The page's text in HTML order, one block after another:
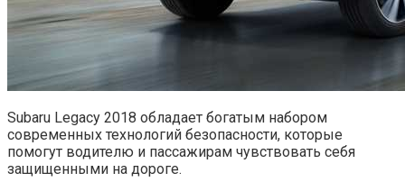
Subaru Legacy 2018 обладает богатым набором
современных технологий безопасности, которые
помогут водителю и пассажирам чувствовать себя
защищенными на дороге.